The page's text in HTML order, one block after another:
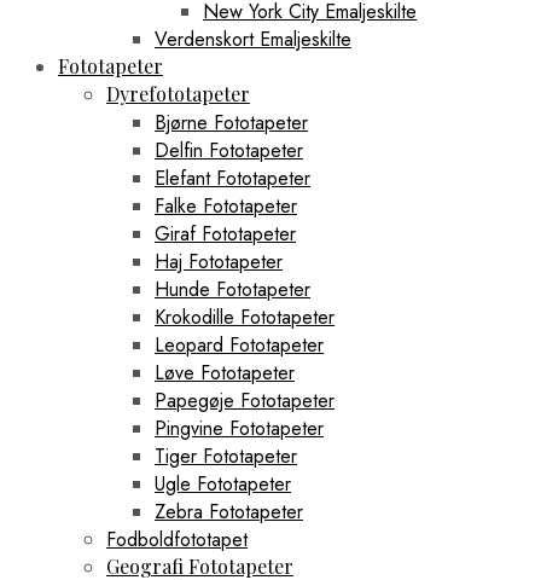
New York City Emaljeskilte
Verdenskort Emaljeskilte
Fototapeter
Dyrefototapeter
Bjørne Fototapeter
Delfin Fototapeter
Elefant Fototapeter
Falke Fototapeter
Giraf Fototapeter
Haj Fototapeter
Hunde Fototapeter
Krokodille Fototapeter
Leopard Fototapeter
Løve Fototapeter
Papegøje Fototapeter
Pingvine Fototapeter
Tiger Fototapeter
Ugle Fototapeter
Zebra Fototapeter
Fodboldfototapet
Geografi Fototapeter